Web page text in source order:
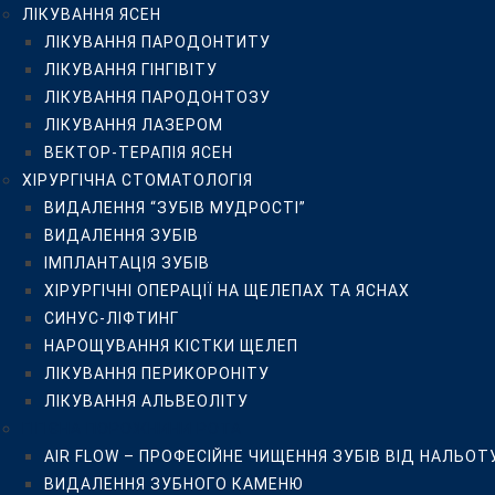
СИНУС-ЛІФТИНГ
НАРОЩУВАННЯ КІСТКИ ЩЕЛЕП
ЛІКУВАННЯ ПЕРИКОРОНІТУ
ЛІКУВАННЯ АЛЬВЕОЛІТУ
ГІГІЄНА ПОРОЖНИНИ РОТА
AIR FLOW – ПРОФЕСІЙНЕ ЧИЩЕННЯ ЗУБІВ ВІД
ВИДАЛЕННЯ ЗУБНОГО КАМЕНЮ
ДІАГНОСТИКА ЗУБІВ DIAGNODENT KAVO
ОЗОНОТЕРАПІЯ HEALOZONE
ДИТЯЧА СТОМАТОЛОГІЯ
БЕЗБОЛІСНЕ ВИДАЛЕННЯ МОЛОЧНИХ ЗУБІВ
ЗОВНІШНЯ ГЕРМЕТИЗАЦІЯ ФІСУР ПОСТІЙНИХ І
ЛІКУВАННЯ МОЛОЧНИХ ЗУБІВ БЕЗ БОЛЮ
ДИТЯЧИЙ ОРТОДОНТ
ОРТОДОНТИЧНЕ ЛІКУВАННЯ
МЕТАЛЕВІ БРЕКЕТИ
КЕРАМІЧНІ БРЕКЕТИ
ЛІКУВАННЯ ЯСЕН
ЛІКУВАННЯ ПАРОДОНТИТУ
ЛІКУВАННЯ ГІНГІВІТУ
ЛІКУВАННЯ ПАРОДОНТОЗУ
ЛІКУВАННЯ ЛАЗЕРОМ
ВЕКТОР-ТЕРАПІЯ ЯСЕН
ХІРУРГІЧНА СТОМАТОЛОГІЯ
ВИДАЛЕННЯ “ЗУБІВ МУДРОСТІ”
ВИДАЛЕННЯ ЗУБІВ
ІМПЛАНТАЦІЯ ЗУБІВ
ХІРУРГІЧНІ ОПЕРАЦІЇ НА ЩЕЛЕПАХ ТА ЯСНАХ
СИНУС-ЛІФТИНГ
НАРОЩУВАННЯ КІСТКИ ЩЕЛЕП
ЛІКУВАННЯ ПЕРИКОРОНІТУ
ЛІКУВАННЯ АЛЬВЕОЛІТУ
AIR FLOW – ПРОФЕСІЙНЕ ЧИЩЕННЯ ЗУБІВ ВІД
ВИДАЛЕННЯ ЗУБНОГО КАМЕНЮ